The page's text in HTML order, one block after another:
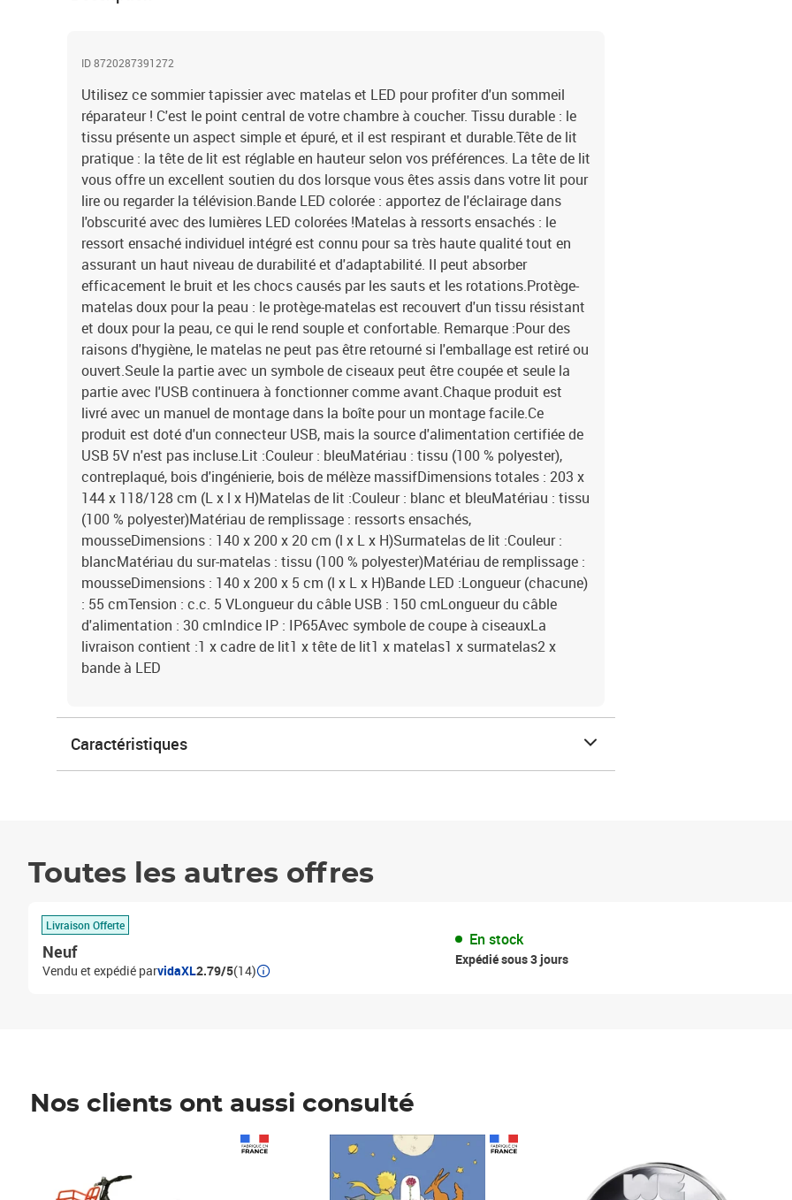
ID 8720287391272
Utilisez ce sommier tapissier avec matelas et LED pour profiter d'un sommeil
réparateur ! C'est le point central de votre chambre à coucher. Tissu durable : le
tissu présente un aspect simple et épuré, et il est respirant et durable.Tête de lit
pratique : la tête de lit est réglable en hauteur selon vos préférences. La tête de lit
vous offre un excellent soutien du dos lorsque vous êtes assis dans votre lit pour
lire ou regarder la télévision.Bande LED colorée : apportez de l'éclairage dans
l'obscurité avec des lumières LED colorées !Matelas à ressorts ensachés : le
ressort ensaché individuel intégré est connu pour sa très haute qualité tout en
assurant un haut niveau de durabilité et d'adaptabilité. Il peut absorber
efficacement le bruit et les chocs causés par les sauts et les rotations.Protège-
matelas doux pour la peau : le protège-matelas est recouvert d'un tissu résistant
et doux pour la peau, ce qui le rend souple et confortable. Remarque :Pour des
raisons d'hygiène, le matelas ne peut pas être retourné si l'emballage est retiré ou
ouvert.Seule la partie avec un symbole de ciseaux peut être coupée et seule la
partie avec l'USB continuera à fonctionner comme avant.Chaque produit est
livré avec un manuel de montage dans la boîte pour un montage facile.Ce
produit est doté d'un connecteur USB, mais la source d'alimentation certifiée de
USB 5V n'est pas incluse.Lit :Couleur : bleuMatériau : tissu (100 % polyester),
contreplaqué, bois d'ingénierie, bois de mélèze massifDimensions totales : 203 x
144 x 118/128 cm (L x l x H)Matelas de lit :Couleur : blanc et bleuMatériau : tissu
(100 % polyester)Matériau de remplissage : ressorts ensachés,
mousseDimensions : 140 x 200 x 20 cm (l x L x H)Surmatelas de lit :Couleur :
blancMatériau du sur-matelas : tissu (100 % polyester)Matériau de remplissage :
mousseDimensions : 140 x 200 x 5 cm (l x L x H)Bande LED :Longueur (chacune)
: 55 cmTension : c.c. 5 VLongueur du câble USB : 150 cmLongueur du câble
d'alimentation : 30 cmIndice IP : IP65Avec symbole de coupe à ciseauxLa
livraison contient :1 x cadre de lit1 x tête de lit1 x matelas1 x surmatelas2 x
bande à LED
Caractéristiques
Toutes les autres offres
Livraison Offerte
Neuf
Vendu et expédié parvidaXL2.79/5(14)
En stock
Expédié sous 3 jours
Nos clients ont aussi consulté
Prix 7,50€